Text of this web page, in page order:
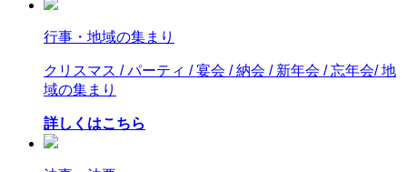
行事・地域の集まり
クリスマス / パーティ / 宴会 / 納会 / 新年会 / 忘年会/ 地
域の集まり
詳しくはこちら